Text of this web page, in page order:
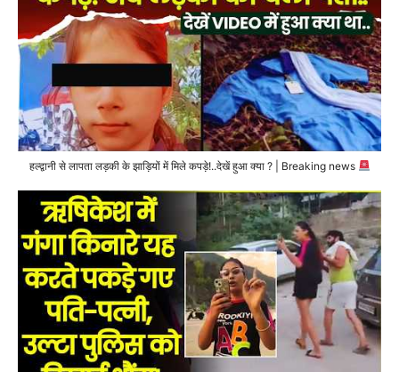
हल्द्वानी से लापता लड़की के झाड़ियों में मिले कपड़े!..देखें हुआ क्या ? | Breaking news